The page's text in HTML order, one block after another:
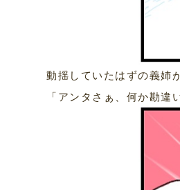
動揺していたはずの義姉
「アンタさぁ、何か勘